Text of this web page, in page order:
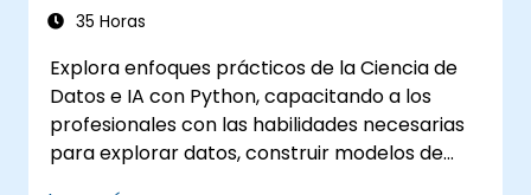
35 Horas
Explora enfoques prácticos de la Ciencia de
Datos e IA con Python, capacitando a los
profesionales con las habilidades necesarias
para explorar datos, construir modelos de